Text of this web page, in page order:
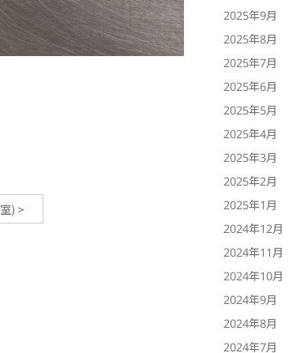
) >
2025年9月
2025年8月
2025年7月
2025年6月
2025年5月
2025年4月
2025年3月
2025年2月
2025年1月
2024年12月
2024年11月
2024年10月
2024年9月
2024年8月
2024年7月